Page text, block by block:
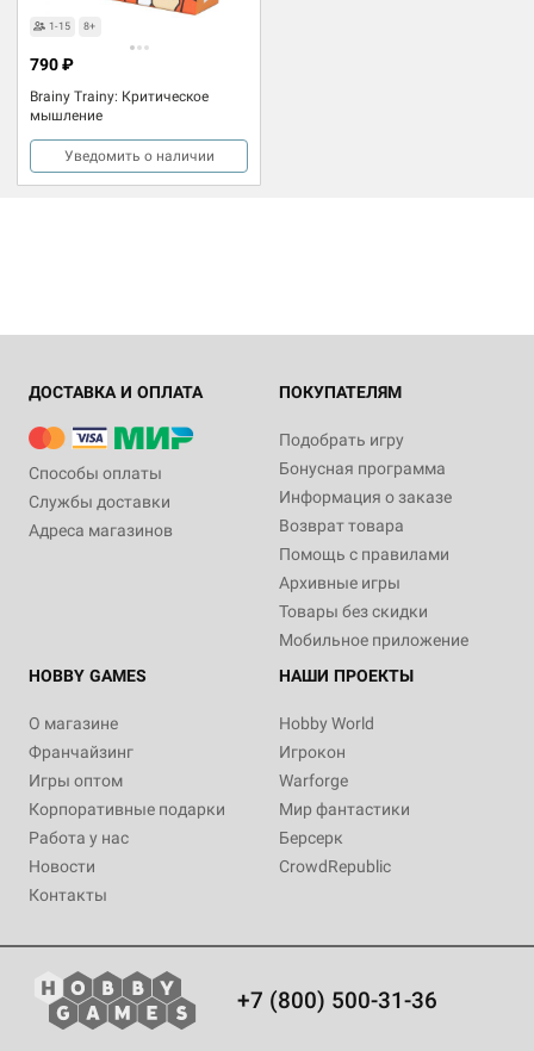
1-15 8+
Brainy Trainy: Критическое
мышление
790 ₽
Уведомить о наличии
ДОСТАВКА И ОПЛАТА
Способы оплаты
Службы доставки
Адреса магазинов
ПОКУПАТЕЛЯМ
Подобрать игру
Бонусная программа
Информация о заказе
Возврат товара
Помощь с правилами
Архивные игры
Товары без скидки
Мобильное приложение
HOBBY GAMES
О магазине
Франчайзинг
Игры оптом
Корпоративные подарки
Работа у нас
Новости
Контакты
НАШИ ПРОЕКТЫ
Hobby World
Игрокон
Warforge
Мир фантастики
Берсерк
CrowdRepublic
+7 (800) 500-31-36